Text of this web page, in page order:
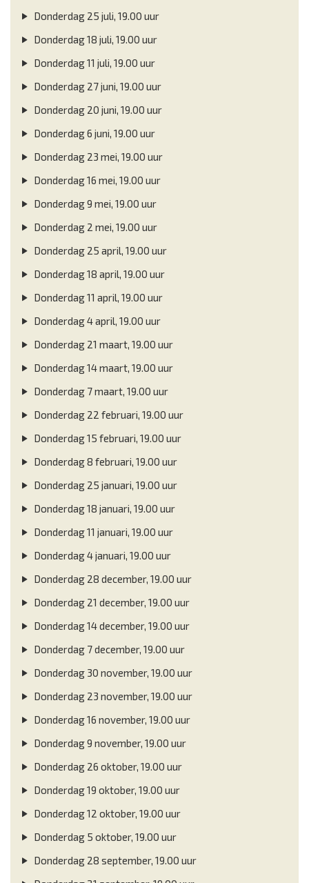
Donderdag 25 juli, 19.00 uur
Donderdag 18 juli, 19.00 uur
Donderdag 11 juli, 19.00 uur
Donderdag 27 juni, 19.00 uur
Donderdag 20 juni, 19.00 uur
Donderdag 6 juni, 19.00 uur
Donderdag 23 mei, 19.00 uur
Donderdag 16 mei, 19.00 uur
Donderdag 9 mei, 19.00 uur
Donderdag 2 mei, 19.00 uur
Donderdag 25 april, 19.00 uur
Donderdag 18 april, 19.00 uur
Donderdag 11 april, 19.00 uur
Donderdag 4 april, 19.00 uur
Donderdag 21 maart, 19.00 uur
Donderdag 14 maart, 19.00 uur
Donderdag 7 maart, 19.00 uur
Donderdag 22 februari, 19.00 uur
Donderdag 15 februari, 19.00 uur
Donderdag 8 februari, 19.00 uur
Donderdag 25 januari, 19.00 uur
Donderdag 18 januari, 19.00 uur
Donderdag 11 januari, 19.00 uur
Donderdag 4 januari, 19.00 uur
Donderdag 28 december, 19.00 uur
Donderdag 21 december, 19.00 uur
Donderdag 14 december, 19.00 uur
Donderdag 7 december, 19.00 uur
Donderdag 30 november, 19.00 uur
Donderdag 23 november, 19.00 uur
Donderdag 16 november, 19.00 uur
Donderdag 9 november, 19.00 uur
Donderdag 26 oktober, 19.00 uur
Donderdag 19 oktober, 19.00 uur
Donderdag 12 oktober, 19.00 uur
Donderdag 5 oktober, 19.00 uur
Donderdag 28 september, 19.00 uur